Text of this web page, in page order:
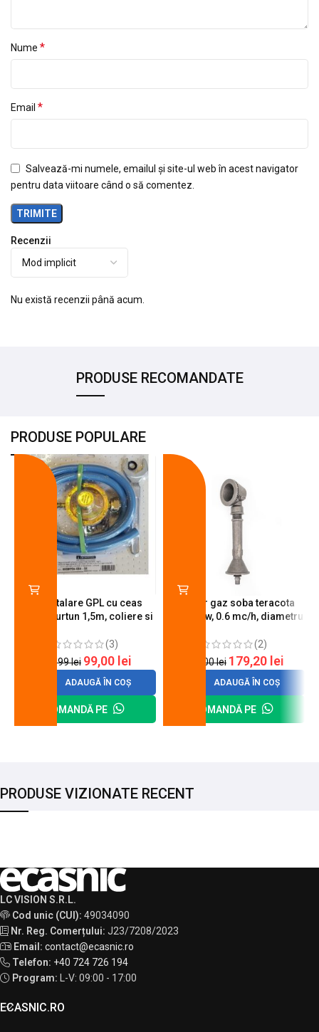
Recenzii
Nu există recenzii până acum.
Nume *
Email *
Salvează-mi numele, emailul și site-ul web în acest navigator
pentru data viitoare când o să comentez.
PRODUSE RECOMANDATE
PRODUSE POPULARE
Kit instalare GPL cu ceas
butelie, furtun 1,5m, coliere si
(3)
120,99lei 99,00 lei
ADAUGĂ ÎN COȘ
COMANDĂ PE
Arzator gaz soba teracota
A600, 6 kw, 0.6 mc/h, diametru
(2)
200,00lei 179,20 lei
ADAUGĂ ÎN COȘ
COMANDĂ PE
PRODUSE VIZIONATE RECENT
LC VISION S.R.L.
Cod unic (CUI): 49034090
Nr. Reg. Comerțului: J23/7208/2023
Email: contact@ecasnic.ro
Telefon: +40 724 726 194
Program:
L-V: 09:00 - 17:00
ECASNIC.RO